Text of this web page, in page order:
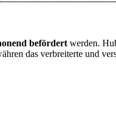
befördert werden.
das verbreiterte und